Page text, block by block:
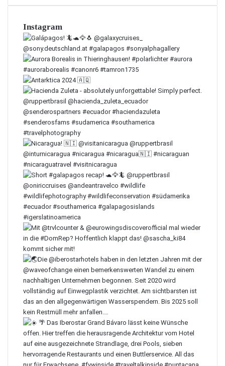
Instagram